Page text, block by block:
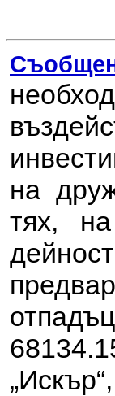
на
тях,